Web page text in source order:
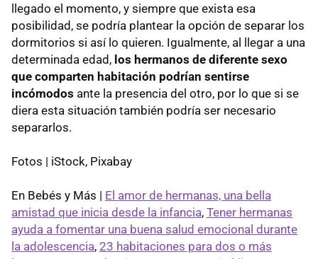
llegado el momento, y siempre que exista esa
posibilidad, se podría plantear la opción de separar los
dormitorios si así lo quieren. Igualmente, al llegar a una
determinada edad, los hermanos de diferente sexo
que comparten habitación podrían sentirse
incómodos ante la presencia del otro, por lo que si se
diera esta situación también podría ser necesario
separarlos.
Fotos | iStock, Pixabay
En Bebés y Más | El amor de hermanas, una bella
amistad que inicia desde la infancia, Tener hermanas
ayuda a fomentar una buena salud emocional durante
la adolescencia, 23 habitaciones para dos o más